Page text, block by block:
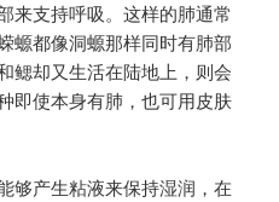
来支持呼吸。这样的肺通常
螈都像洞螈那样同时有肺部
鳃却又生活在陆地上，则会
即使本身有肺，也可用皮肤
够产生粘液来保持湿润，在